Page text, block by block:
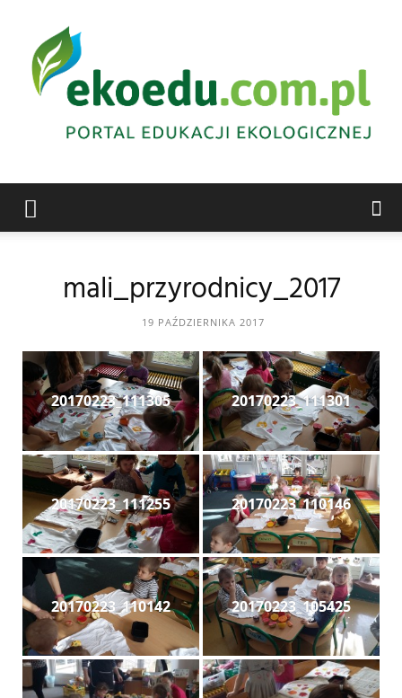
ekologiczna
Abrys
mali_przyrodnicy_2017
19 PAŹDZIERNIKA 2017
20170223_111305 20170223_111301
20170223_111255 20170223_110146
20170223_110142 20170223_105425